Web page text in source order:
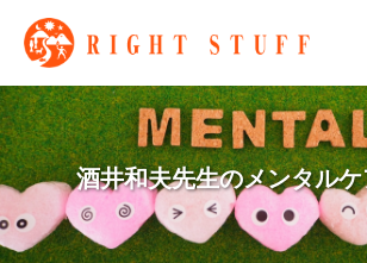
酒井和夫先生のメンタル